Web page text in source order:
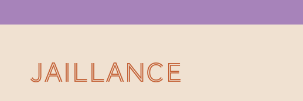
JAILLANCE